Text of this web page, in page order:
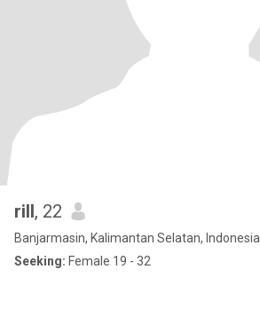
rill, 22
Banjarmasin, Kalimantan Selatan, Indonesia
Seeking: Female 19 - 32